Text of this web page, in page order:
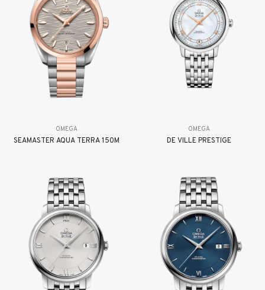
OMEGA
SEAMASTER AQUA TERRA 150M
OMEGA
DE VILLE PRESTIGE